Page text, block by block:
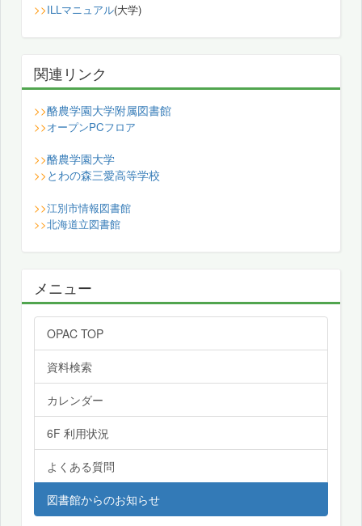
>>ILLマニュアル(大学)
関連リンク
>>酪農学園大学附属図書館
>>オープンPCフロア
>>酪農学園大学
>> とわの森三愛高等学校
>>江別市情報図書館
>>北海道立図書館
メニュー
OPAC TOP
資料検索
カレンダー
6F 利用状況
よくある質問
図書館からのお知らせ